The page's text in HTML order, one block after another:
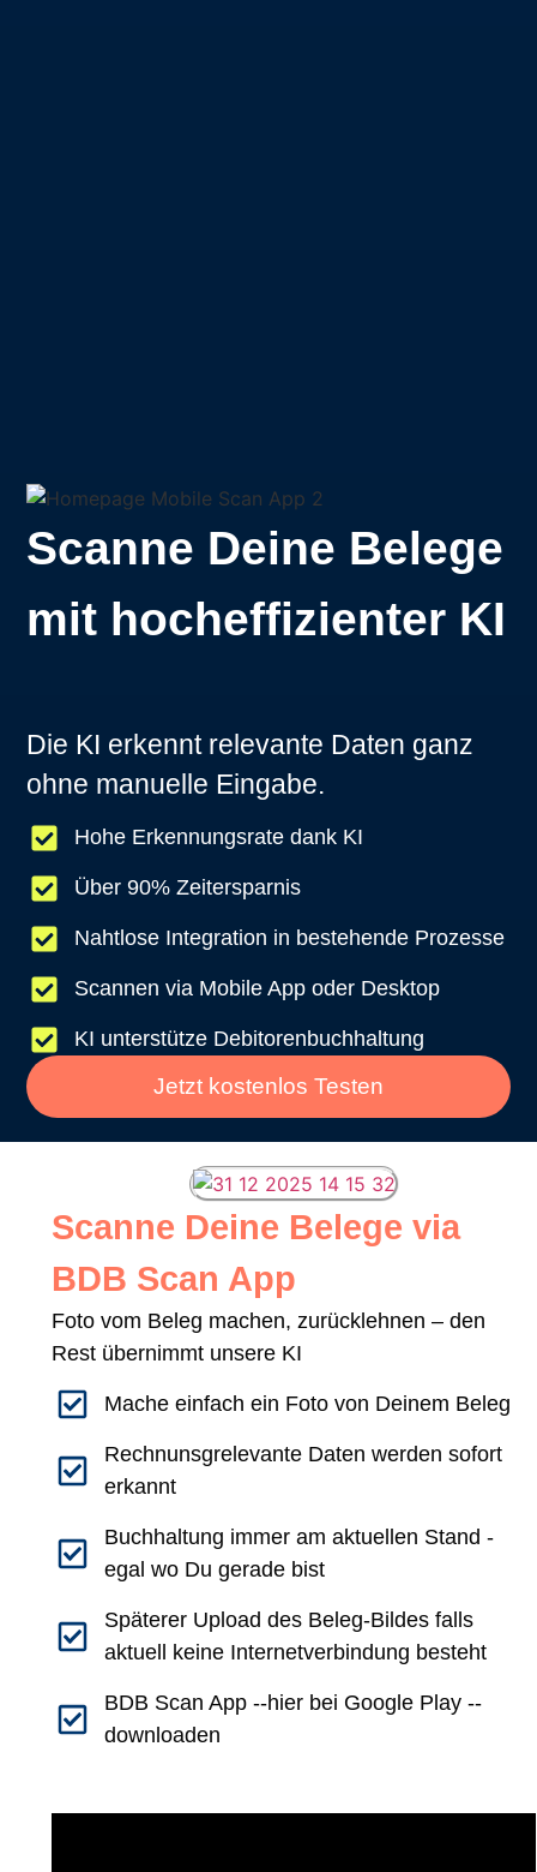
Scanne Deine Belege
mit hocheffizienter KI
Die KI erkennt relevante Daten ganz
ohne manuelle Eingabe.
Hohe Erkennungsrate dank KI
Über 90% Zeitersparnis
Nahtlose Integration in bestehende Prozesse
Scannen via Mobile App oder Desktop
KI unterstütze Debitorenbuchhaltung
Jetzt kostenlos Testen
Scanne Deine Belege via
BDB Scan App
Foto vom Beleg machen, zurücklehnen – den
Rest übernimmt unsere KI
Mache einfach ein Foto von Deinem Beleg
Rechnunsgrelevante Daten werden sofort
erkannt
Buchhaltung immer am aktuellen Stand -
egal wo Du gerade bist
Späterer Upload des Beleg-Bildes falls
aktuell keine Internetverbindung besteht
BDB Scan App --hier bei Google Play --
downloaden